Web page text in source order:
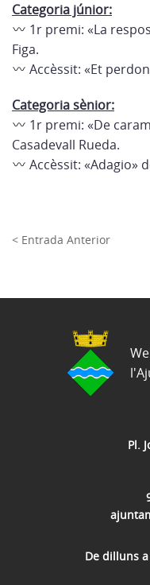
Categoria júnior:
1r premi: «La
Figa.
Accèssit: «Et
Categoria sènior:
1r premi: «De
Casadevall Rueda.
Accèssit: «Adagio»
< Entrada Anterior
Pl.
De dilluns